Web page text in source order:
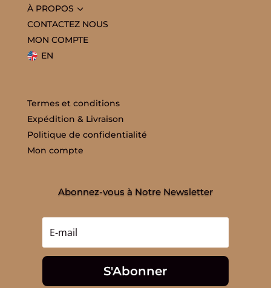
À PROPOS 3
CONTACTEZ NOUS
MON COMPTE
EN
Termes et conditions
Expédition & Livraison
Politique de confidentialité
Mon compte
Abonnez-vous à Notre Newsletter
S'Abonner